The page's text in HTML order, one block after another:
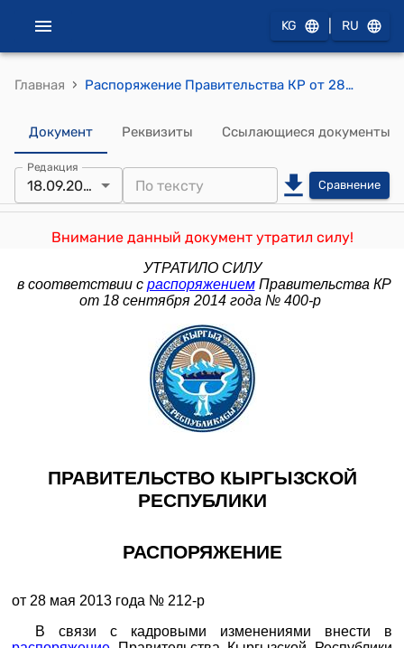
KG RU
Главная › Распоряжение Правительства КР от 28 мая 2013 года № 212-р (О внесении изменений в распоряжение Правительства Кыргызской Республики от 19 июня 2012 года № 288-р)
Документ Реквизиты Ссылающиеся документы
Редакция
18.09.2014 Сравнение
Внимание данный документ утратил силу!